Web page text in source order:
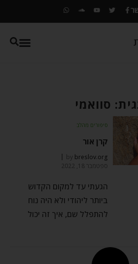
סוואמי
סיפורים מהלב
קרן אור
by breslov.org
ספטמבר 18, 2022
הגעתי עד למקום הקדוש
ביותר ליהודי ולא היה נוח
להתפלל שם, איך זה יכול